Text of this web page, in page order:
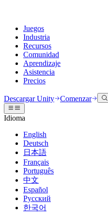
Juegos
Industria
Recursos
Comunidad
Aprendizaje
Asistencia
Precios
Motor de Unity
Crea juegos 2D y 3D para
Colaboración
Colabora e itera rápidamente con
Descargar Unity
Planes y precios
Implementar
Multiplataforma
Colaboración 3D
Construye y revisa proyectos 3D
Capacitación envolvente
Capacitación en entornos
Experiencias del cliente
Crea experiencias interactivas en
Industrias
Fabricación
Documentación
Herramientas para desarrolladores
Versiones de lanzamiento y
Hoja de ruta
Revisar características próximas
Glosario
Discusiones
Eventos
Eventos globales y locales
Historias de la comunidad
Hecho con Unity
Presentando a los creadores de
Unity Learn
Domina las habilidades de Unity
Capacitación profesional
Mejora tu equipo con
¿No tienes experiencia con Unity?
Primeros pasos
Pon en marcha tu aprendizaje
Rutas esenciales de Unity
Obtener ayuda
Ayudándote a tener éxito con
Planes de éxito
Alcanza tus metas más rápido
PREGUNTAS FRECUENTES
Respuestas a preguntas comunes
Contáctanos
Conéctate con nuestro equipo
Descargar Unity Comenzar
Idioma
English
Deutsch
日本語
Français
Português
中文
Español
Русский
한국어